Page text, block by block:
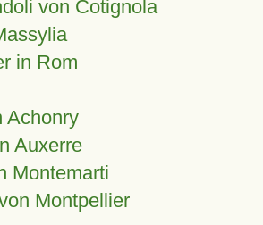
von Cotignola
in Rom
Achonry
Auxerre
Montemarti
Montpellier